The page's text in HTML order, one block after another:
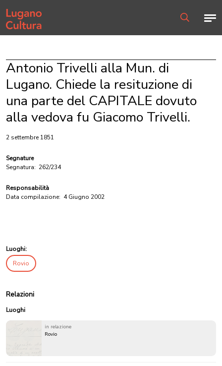
Home page
Antonio Trivelli alla Mun. di
Lugano. Chiede la resituzione di
una parte del CAPITALE dovuto
alla vedova fu Giacomo Trivelli.
2 settembre 1851
Segnature
Segnatura: 262/234
Responsabilità
Data compilazione: 4 Giugno 2002
Luoghi:
Rovio
Relazioni
Luoghi
in relazione
Rovio